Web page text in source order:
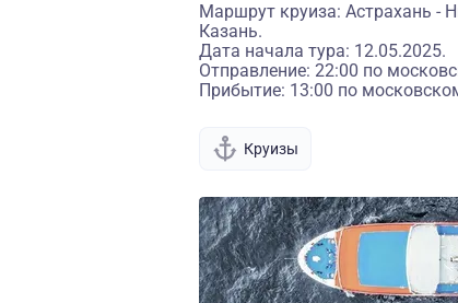
Маршрут круиза: Астрахань -
Казань.
Дата начала тура: 12.05.2025.
Отправление: 22:00 по
Прибытие: 13:00 по
Круизы